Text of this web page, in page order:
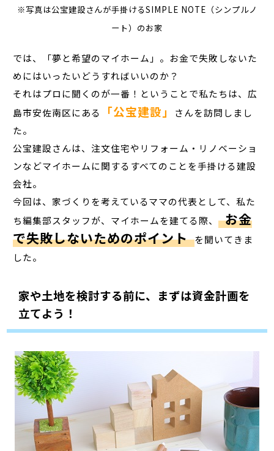
※写真は公宝建設さんが手掛けるSIMPLE NOTE（シンプルノ
ート）のお家
では、「夢と希望のマイホーム」。お金で失敗しないた
めにはいったいどうすればいいのか？
それはプロに聞くのが一番！ということで私たちは、広
島市安佐南区にある
「公宝建設」
さんを訪問しまし
た。
公宝建設さんは、注文住宅やリフォーム・リノベーショ
ンなどマイホームに関するすべてのことを手掛ける建設
会社。
今回は、家づくりを考えているママの代表として、私た
ち編集部スタッフが、マイホームを建てる際、 お金
で失敗しないためのポイント を聞いてきま
した。
家や土地を検討する前に、まずは資金計画を
立てよう！